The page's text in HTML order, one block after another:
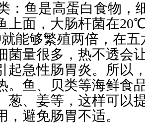
：鱼是高蛋白食物，
上面，大肠杆菌在
能够繁殖两倍，在
菌量很多，热不透会
起急性肠胃炎。所以
。鱼、贝类等海鲜食
葱、姜等，这样可以
，避免肠胃不适。